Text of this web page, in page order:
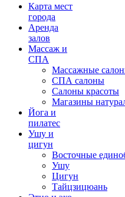
Карта мест
города
Аренда
залов
Массаж и
СПА
Массажные
СПА салоны
Салоны красоты
Магазины
Йога и
пилатес
Ушу и
цигун
Восточные
Ушу
Цигун
Тайцзицюань